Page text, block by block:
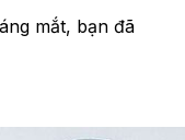
mắt, bạn đã